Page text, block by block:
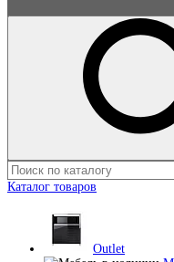
Каталог товаров
Outlet